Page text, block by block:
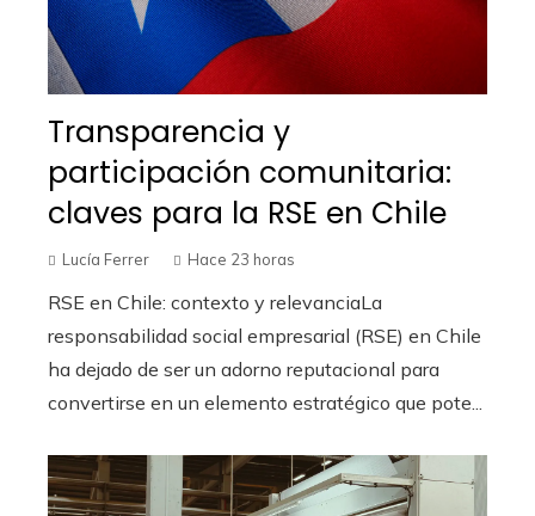
Transparencia y
participación comunitaria:
claves para la RSE en Chile
Lucía Ferrer Hace 23 horas
RSE en Chile: contexto y relevanciaLa
responsabilidad social empresarial (RSE) en Chile
ha dejado de ser un adorno reputacional para
convertirse en un elemento estratégico que pote...